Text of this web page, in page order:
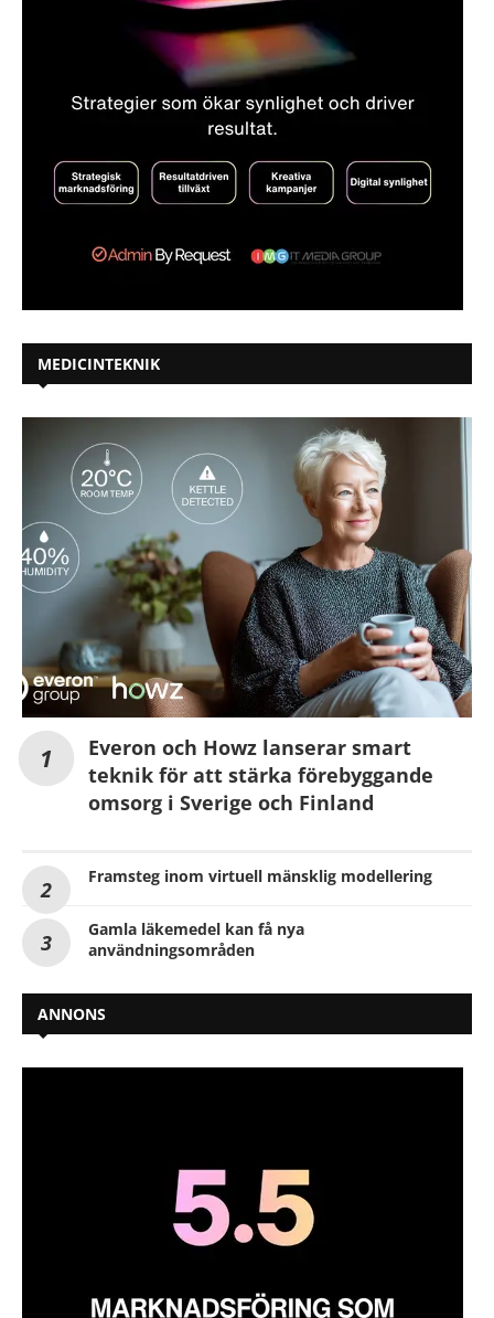
MEDICINTEKNIK
Everon och Howz lanserar smart
teknik för att stärka förebyggande
omsorg i Sverige och Finland
Framsteg inom virtuell mänsklig modellering
Gamla läkemedel kan få nya
användningsområden
ANNONS